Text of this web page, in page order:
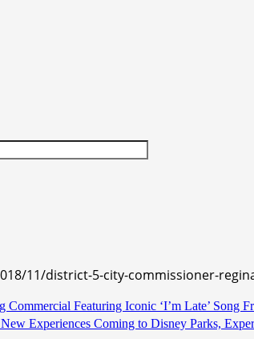
11/district-5-city-commissioner-
Featuring Iconic ‘I’m Late’ Song
Experiences Coming to Disney Parks,